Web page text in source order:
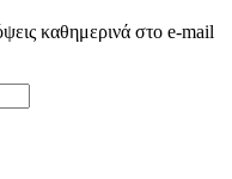
καθημερινά στο e-mail